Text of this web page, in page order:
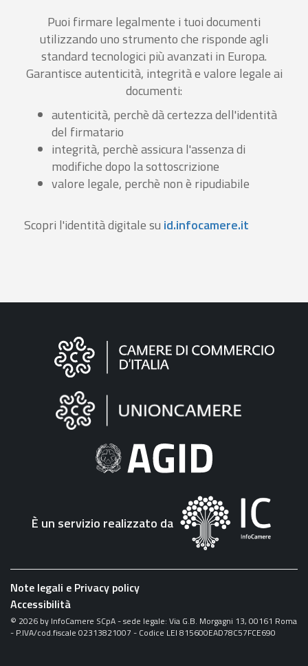
Puoi firmare legalmente i tuoi documenti
utilizzando uno strumento che risponde agli
standard tecnologici più avanzati in Europa.
Garantisce autenticità, integrità e valore legale ai
documenti:
autenticità, perchè dà certezza dell'identità
del firmatario
integrità, perchè assicura l'assenza di
modifiche dopo la sottoscrizione
valore legale, perchè non è ripudiabile
Scopri l'identità digitale su id.infocamere.it
Informazioni
"Fattura
Elettronica"
È un servizio realizzato da
Note legali e Privacy policy
Accessibilità
© 2026 by InfoCamere SCpA - sede legale: Via G.B. Morgagni 13, 00161 Roma
- P.IVA/cod.fiscale 02313821007 - Codice LEI 815600EAD78C57FCE690